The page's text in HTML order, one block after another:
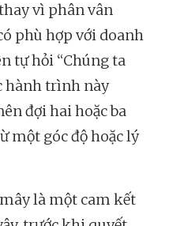
vì phân vân
phù hợp với doanh
tự hỏi “Chúng ta
hành trình này
đợi hai hoặc ba
một góc độ hoặc lý
là một cam kết